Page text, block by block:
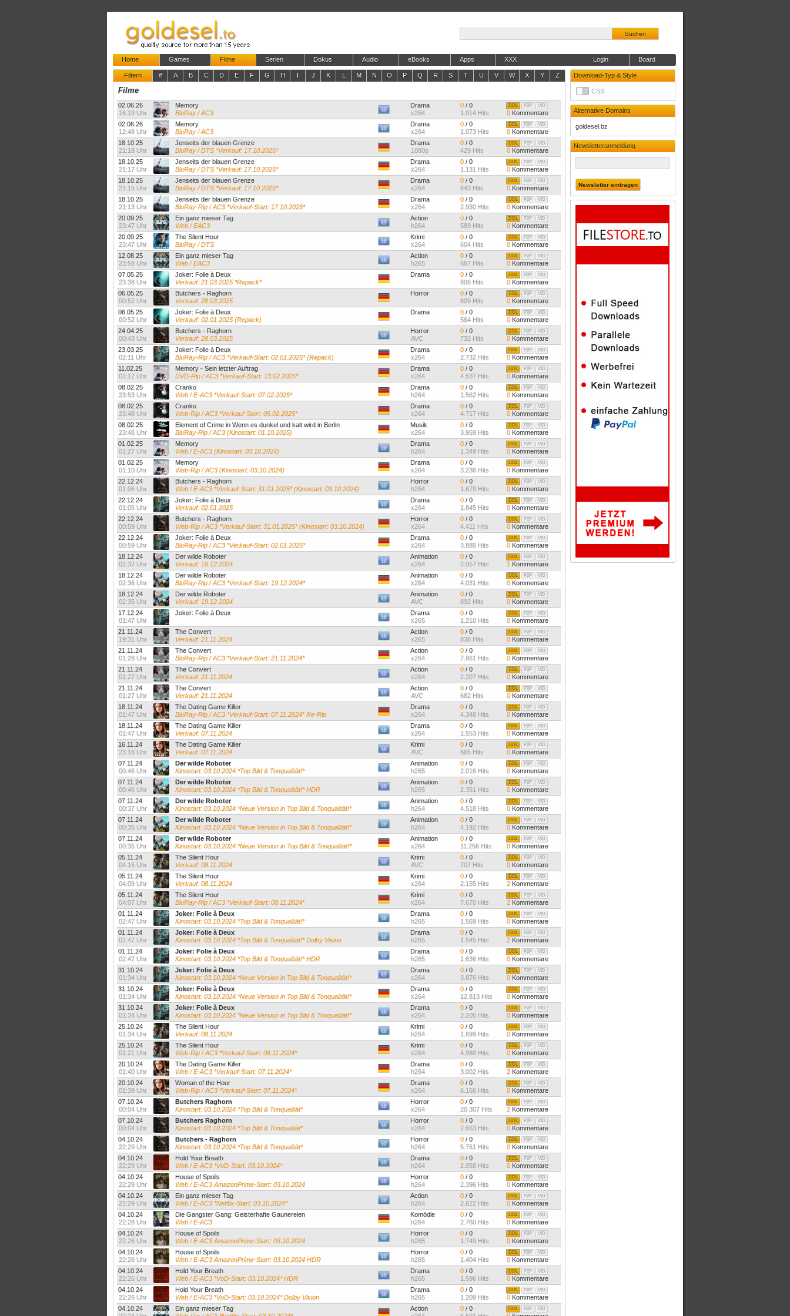
Suchen
Home Games Filme Serien Dokus Audio eBooks Apps XXX Board
Login
Download-Typ & Style
CSS
Alternative Domains
goldesel.bz
Newsletteranmeldung
Filtern # A B C D E F G H I J K L M N O P Q R S T U V W X Y Z
Filme
02.06.26
16:19 Uhr
Memory
BluRay / AC3
Drama
x264
0 / 0
1.914 Hits
VID
P2P
DDL
0 Kommentare
02.06.26
12:48 Uhr
Memory
BluRay / AC3
Drama
x264
0 / 0
1.073 Hits
VID
P2P
DDL
0 Kommentare
18.10.25
21:18 Uhr
Jenseits der blauen Grenze
BluRay / DTS *Verkauf: 17.10.2025*
Drama
1080p
0 / 0
429 Hits
VID
P2P
DDL
0 Kommentare
18.10.25
21:17 Uhr
Jenseits der blauen Grenze
BluRay / DTS *Verkauf: 17.10.2025*
Drama
x264
0 / 0
1.131 Hits
VID
P2P
DDL
0 Kommentare
18.10.25
21:15 Uhr
Jenseits der blauen Grenze
BluRay / DTS *Verkauf: 17.10.2025*
Drama
x264
0 / 0
643 Hits
VID
P2P
DDL
0 Kommentare
18.10.25
21:13 Uhr
Jenseits der blauen Grenze
BluRay-Rip / AC3 *Verkauf-Start: 17.10.2025*
Drama
x264
0 / 0
2.930 Hits
VID
P2P
DDL
0 Kommentare
20.09.25
23:47 Uhr
Ein ganz mieser Tag
Web / EAC3
Action
h264
0 / 0
589 Hits
VID
P2P
DDL
0 Kommentare
20.09.25
23:47 Uhr
The Silent Hour
BluRay / DTS
Krimi
x264
0 / 0
604 Hits
VID
P2P
DDL
0 Kommentare
12.08.25
23:58 Uhr
Ein ganz mieser Tag
Web / EAC3
Action
h265
0 / 0
687 Hits
VID
P2P
DDL
0 Kommentare
07.05.25
23:38 Uhr
Joker: Folie à Deux
Verkauf: 21.03.2025 *Repack*
Drama 0 / 0
806 Hits
VID
P2P
DDL
0 Kommentare
06.05.25
00:52 Uhr
Butchers - Raghorn
Verkauf: 28.03.2025
Horror 0 / 0
809 Hits
VID
P2P
DDL
0 Kommentare
06.05.25
00:52 Uhr
Joker: Folie à Deux
Verkauf: 02.01.2025 (Repack)
Drama 0 / 0
564 Hits
VID
P2P
DDL
0 Kommentare
24.04.25
00:43 Uhr
Butchers - Raghorn
Verkauf: 28.03.2025
Horror
AVC
0 / 0
732 Hits
VID
P2P
DDL
0 Kommentare
23.03.25
02:11 Uhr
Joker: Folie à Deux
BluRay-Rip / AC3 *Verkauf-Start: 02.01.2025* (Repack)
Drama
x264
0 / 0
2.732 Hits
VID
P2P
DDL
0 Kommentare
11.02.25
01:12 Uhr
Memory - Sein letzter Auftrag
DVD-Rip / AC3 *Verkauf-Start: 13.02.2025*
Drama
x264
0 / 0
4.537 Hits
VID
P2P
DDL
0 Kommentare
08.02.25
23:53 Uhr
Cranko
Web / E-AC3 *Verkauf-Start: 07.02.2025*
Drama
h264
0 / 0
1.562 Hits
VID
P2P
DDL
0 Kommentare
08.02.25
23:48 Uhr
Cranko
Web-Rip / AC3 *Verkauf-Start: 05.02.2025*
Drama
x264
0 / 0
4.717 Hits
VID
P2P
DDL
0 Kommentare
08.02.25
23:48 Uhr
Element of Crime in Wenn es dunkel und kalt wird in Berlin
BluRay-Rip / AC3 (Kinostart: 01.10.2025)
Musik
x264
0 / 0
3.959 Hits
VID
P2P
DDL
0 Kommentare
01.02.25
01:27 Uhr
Memory
Web / E-AC3 (Kinostart: 03.10.2024)
Drama
h264
0 / 0
1.349 Hits
VID
P2P
DDL
0 Kommentare
01.02.25
01:10 Uhr
Memory
Web-Rip / AC3 (Kinostart: 03.10.2024)
Drama
x264
0 / 0
3.236 Hits
VID
P2P
DDL
0 Kommentare
22.12.24
01:06 Uhr
Butchers - Raghorn
Web / E-AC3 *Verkauf-Start: 31.01.2025* (Kinostart: 03.10.2024)
Horror
h264
0 / 0
1.679 Hits
VID
P2P
DDL
0 Kommentare
22.12.24
01:05 Uhr
Joker: Folie à Deux
Verkauf: 02.01.2025
Drama
x264
0 / 0
1.845 Hits
VID
P2P
DDL
0 Kommentare
22.12.24
00:59 Uhr
Butchers - Raghorn
Web-Rip / AC3 *Verkauf-Start: 31.01.2025* (Kinostart: 03.10.2024)
Horror
x264
0 / 0
4.411 Hits
VID
P2P
DDL
0 Kommentare
22.12.24
00:59 Uhr
Joker: Folie à Deux
BluRay-Rip / AC3 *Verkauf-Start: 02.01.2025*
Drama
x264
0 / 0
3.885 Hits
VID
P2P
DDL
0 Kommentare
18.12.24
02:37 Uhr
Der wilde Roboter
Verkauf: 19.12.2024
Animation
x264
0 / 0
2.057 Hits
VID
P2P
DDL
1 Kommentare
18.12.24
02:36 Uhr
Der wilde Roboter
BluRay-Rip / AC3 *Verkauf-Start: 19.12.2024*
Animation
x264
0 / 0
4.031 Hits
VID
P2P
DDL
0 Kommentare
18.12.24
02:35 Uhr
Der wilde Roboter
Verkauf: 19.12.2024
Animation
AVC
0 / 0
892 Hits
VID
P2P
DDL
0 Kommentare
17.12.24
01:47 Uhr
Joker: Folie à Deux
Drama
x265
0 / 0
1.210 Hits
VID
P2P
DDL
0 Kommentare
21.11.24
19:31 Uhr
The Convert
Verkauf: 21.11.2024
Action
x265
0 / 0
838 Hits
VID
P2P
DDL
0 Kommentare
21.11.24
01:28 Uhr
The Convert
BluRay-Rip / AC3 *Verkauf-Start: 21.11.2024*
Action
x264
0 / 0
7.861 Hits
VID
P2P
DDL
0 Kommentare
21.11.24
01:27 Uhr
The Convert
Verkauf: 21.11.2024
Action
x264
0 / 0
2.207 Hits
VID
P2P
DDL
0 Kommentare
21.11.24
01:27 Uhr
The Convert
Verkauf: 21.11.2024
Action
AVC
0 / 0
682 Hits
VID
P2P
DDL
0 Kommentare
18.11.24
01:47 Uhr
The Dating Game Killer
BluRay-Rip / AC3 *Verkauf-Start: 07.11.2024* Re-Rip
Drama
x264
0 / 0
4.348 Hits
VID
P2P
DDL
0 Kommentare
18.11.24
01:47 Uhr
The Dating Game Killer
Verkauf: 07.11.2024
Drama
x264
0 / 0
1.553 Hits
VID
P2P
DDL
0 Kommentare
16.11.24
23:16 Uhr
The Dating Game Killer
Verkauf: 07.11.2024
Krimi
AVC
0 / 0
665 Hits
VID
P2P
DDL
0 Kommentare
07.11.24
00:46 Uhr
Der wilde Roboter
Kinostart: 03.10.2024 *Top Bild & Tonqualität!*
Animation
h265
0 / 0
2.016 Hits
VID
P2P
DDL
0 Kommentare
07.11.24
00:46 Uhr
Der wilde Roboter
Kinostart: 03.10.2024 *Top Bild & Tonqualität!* HDR
Animation
h265
0 / 0
2.351 Hits
VID
P2P
DDL
0 Kommentare
07.11.24
00:37 Uhr
Der wilde Roboter
Kinostart: 03.10.2024 *Neue Version in Top Bild & Tonqualität!*
Animation
h264
0 / 0
4.518 Hits
VID
P2P
DDL
0 Kommentare
07.11.24
00:35 Uhr
Der wilde Roboter
Kinostart: 03.10.2024 *Neue Version in Top Bild & Tonqualität!*
Animation
h264
0 / 0
4.192 Hits
VID
P2P
DDL
0 Kommentare
07.11.24
00:35 Uhr
Der wilde Roboter
Kinostart: 03.10.2024 *Neue Version in Top Bild & Tonqualität!*
Animation
x264
0 / 0
11.256 Hits
VID
P2P
DDL
0 Kommentare
05.11.24
04:15 Uhr
The Silent Hour
Verkauf: 08.11.2024
Krimi
AVC
0 / 0
707 Hits
VID
P2P
DDL
0 Kommentare
05.11.24
04:09 Uhr
The Silent Hour
Verkauf: 08.11.2024
Krimi
x264
0 / 0
2.155 Hits
VID
P2P
DDL
2 Kommentare
05.11.24
04:07 Uhr
The Silent Hour
BluRay-Rip / AC3 *Verkauf-Start: 08.11.2024*
Krimi
x264
0 / 0
7.670 Hits
VID
P2P
DDL
2 Kommentare
01.11.24
02:47 Uhr
Joker: Folie à Deux
Kinostart: 03.10.2024 *Top Bild & Tonqualität!*
Drama
h265
0 / 0
1.569 Hits
VID
P2P
DDL
0 Kommentare
01.11.24
02:47 Uhr
Joker: Folie à Deux
Kinostart: 03.10.2024 *Top Bild & Tonqualität!* Dolby Vision
Drama
h265
0 / 0
1.545 Hits
VID
P2P
DDL
2 Kommentare
01.11.24
02:47 Uhr
Joker: Folie à Deux
Kinostart: 03.10.2024 *Top Bild & Tonqualität!* HDR
Drama
h265
0 / 0
1.636 Hits
VID
P2P
DDL
0 Kommentare
31.10.24
01:34 Uhr
Joker: Folie à Deux
Kinostart: 03.10.2024 *Neue Version in Top Bild & Tonqualität!*
Drama
x264
0 / 0
3.876 Hits
VID
P2P
DDL
0 Kommentare
31.10.24
01:34 Uhr
Joker: Folie à Deux
Kinostart: 03.10.2024 *Neue Version in Top Bild & Tonqualität!*
Drama
x264
0 / 0
12.813 Hits
VID
P2P
DDL
0 Kommentare
31.10.24
01:34 Uhr
Joker: Folie à Deux
Kinostart: 03.10.2024 *Neue Version in Top Bild & Tonqualität!*
Drama
x264
0 / 0
2.205 Hits
VID
P2P
DDL
0 Kommentare
25.10.24
01:34 Uhr
The Silent Hour
Verkauf: 08.11.2024
Krimi
h264
0 / 0
1.699 Hits
VID
P2P
DDL
0 Kommentare
25.10.24
01:21 Uhr
The Silent Hour
Web-Rip / AC3 *Verkauf-Start: 08.11.2024*
Krimi
x264
0 / 0
4.988 Hits
VID
P2P
DDL
0 Kommentare
20.10.24
01:40 Uhr
The Dating Game Killer
Web / E-AC3 *Verkauf-Start: 07.11.2024*
Drama
h264
0 / 0
3.002 Hits
VID
P2P
DDL
2 Kommentare
20.10.24
01:39 Uhr
Woman of the Hour
Web-Rip / AC3 *Verkauf-Start: 07.11.2024*
Drama
x264
0 / 0
6.166 Hits
VID
P2P
DDL
0 Kommentare
07.10.24
00:04 Uhr
Butchers Raghorn
Kinostart: 03.10.2024 *Top Bild & Tonqualität*
Horror
x264
0 / 0
20.307 Hits
VID
P2P
DDL
2 Kommentare
07.10.24
00:04 Uhr
Butchers Raghorn
Kinostart: 03.10.2024 *Top Bild & Tonqualität*
Horror
x264
0 / 0
2.663 Hits
VID
P2P
DDL
0 Kommentare
04.10.24
22:29 Uhr
Butchers - Raghorn
Kinostart: 03.10.2024 *Top Bild & Tonqualität*
Horror
h264
0 / 0
5.751 Hits
VID
P2P
DDL
0 Kommentare
04.10.24
22:29 Uhr
Hold Your Breath
Web / E-AC3 *VoD-Start: 03.10.2024*
Drama
h264
0 / 0
2.058 Hits
VID
P2P
DDL
0 Kommentare
04.10.24
22:29 Uhr
House of Spoils
Web / E-AC3 AmazonPrime-Start: 03.10.2024
Horror
h264
0 / 0
2.396 Hits
VID
P2P
DDL
0 Kommentare
04.10.24
22:29 Uhr
Ein ganz mieser Tag
Web / E-AC3 *Netflix-Start: 03.10.2024*
Action
h264
0 / 0
2.622 Hits
VID
P2P
DDL
0 Kommentare
04.10.24
22:28 Uhr
Die Gangster Gang: Geisterhafte Gaunereien
Web / E-AC3
Komödie
h264
0 / 0
2.760 Hits
VID
P2P
DDL
0 Kommentare
04.10.24
22:26 Uhr
House of Spoils
Web / E-AC3 AmazonPrime-Start: 03.10.2024
Horror
h265
0 / 0
1.749 Hits
VID
P2P
DDL
0 Kommentare
04.10.24
22:26 Uhr
House of Spoils
Web / E-AC3 AmazonPrime-Start: 03.10.2024 HDR
Horror
h265
0 / 0
1.404 Hits
VID
P2P
DDL
0 Kommentare
04.10.24
22:26 Uhr
Hold Your Breath
Web / E-AC3 *VoD-Start: 03.10.2024* HDR
Drama
h265
0 / 0
1.596 Hits
VID
P2P
DDL
0 Kommentare
04.10.24
22:26 Uhr
Hold Your Breath
Web / E-AC3 *VoD-Start: 03.10.2024* Dolby Vision
Drama
h265
0 / 0
1.209 Hits
VID
P2P
DDL
0 Kommentare
04.10.24
Ein ganz mieser Tag
Action
0 / 0
VID
P2P
DDL